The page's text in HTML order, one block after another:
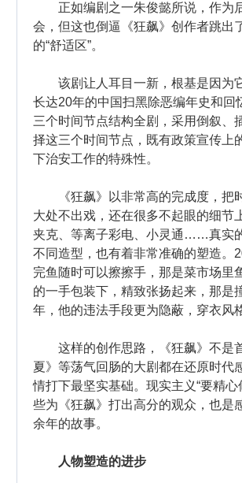
正如编剧之一朱俊懿所说，作为
会，但这也倒逼《狂飙》创作者跳出
的“舒适区”。
该剧让人耳目一新，根基是因为
长达20年的中国扫黑除恶编年史和
三个时间节点结构全剧，采用倒叙、
择这三个时间节点，既有政策宣传上
下治安工作的特殊性。
《狂飙》以非常高的完成度，把
大处不出戏，还在很多不起眼的细节
夹克、等离子彩电、小灵通……真实
不同造型，也有着非常准确的塑造。
完鱼随时可以擦擦手，那是菜市场里
的一手包装下，精致张扬起来，那是
年，他的违法手段更为隐蔽，穿衣
这样的创作思路，《狂飙》不是
夏》等荡气回肠的大剧都在还原时代
情打下最坚实基础。现实主义“要精
些为《狂飙》打出高分的观众，也是
余年的故事。
人物塑造的进步